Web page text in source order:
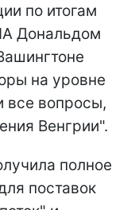
по итогам
Дональдом
на уровне
все вопросы,
Венгрии".
полное
поставок